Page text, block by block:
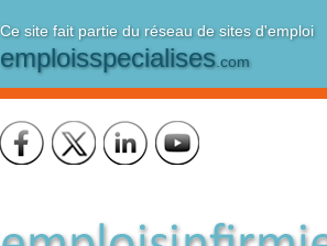
Ce site fait partie du réseau de sites d'emploi
emploisspecialises.com